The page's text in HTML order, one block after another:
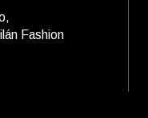
Fashion